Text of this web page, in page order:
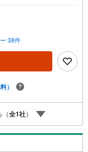
をおくることができま
ています。住みやすい
上あるところを入れて
した周辺環境の整って
ではないでしょうか。
は特にお問い合わせが
見学がスムーズです。■
ン■住まいの広場TOWN
が親身になってお客様
す！ /他社様掲載物件も
お問い合わせ下さい♪
お越しも大歓迎です！
38件
）
（全1社）